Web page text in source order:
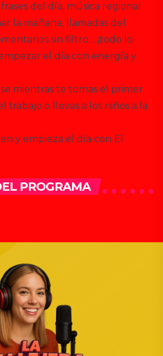
del día, música regional
la mañana, llamadas del
sin filtro… ¡todo lo
el día con energía y
mientras te tomas el primer
trabajo o llevas a los niños a la
y empieza el día con El
PROGRAMA